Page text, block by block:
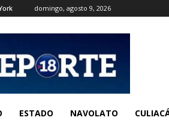
domingo, agosto 9, 2026
ESTADO NAVOLATO